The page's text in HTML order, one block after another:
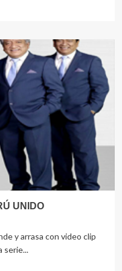
UNIDO
y arrasa con video clip
serie...